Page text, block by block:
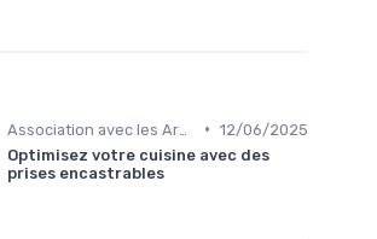
• 12/06/2025
Optimisez votre cuisine avec des
prises encastrables